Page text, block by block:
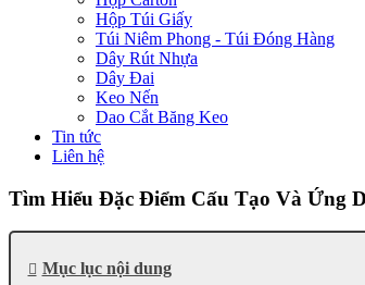
Hộp Túi Giấy
Túi Niêm Phong - Túi Đóng Hàng
Dây Rút Nhựa
Dây Đai
Keo Nến
Dao Cắt Băng Keo
Tin tức
Liên hệ
Tìm Hiểu Đặc Điểm Cấu Tạo Và Ứng
Mục lục nội dung